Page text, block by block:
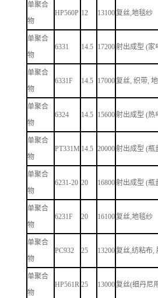
单聚合
物
HP560P 12 13100复丝,地毯纱
单聚合
物
6331 14.5 17200射出成型 (家
单聚合
物
6331F 14.5 17000复丝, 织带,
单聚合
物
6324 14.5 15600射出成型 (热
单聚合
物
PT331M 14.5 20000射出成型 (瓶
单聚合
物
6231-20 20 16800射出成型 (瓶
单聚合
物
6231F 20 16100复丝,地毯纱
单聚合
物
PC932 25 13200复丝,纺粘布,
单聚合
物
HP561R 25 13000复丝(细丹尼